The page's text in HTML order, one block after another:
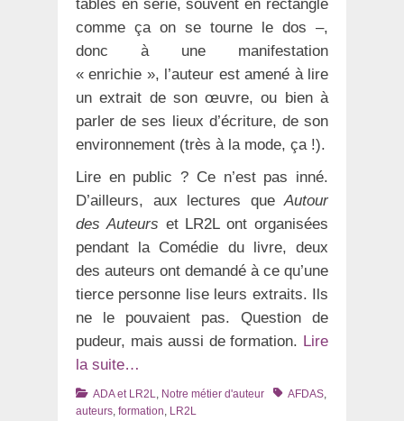
tables en série, souvent en rectangle
comme ça on se tourne le dos –,
donc à une manifestation
« enrichie », l’auteur est amené à lire
un extrait de son œuvre, ou bien à
parler de ses lieux d’écriture, de son
environnement (très à la mode, ça !).
Lire en public ? Ce n’est pas inné.
D’ailleurs, aux lectures queAutour
des Auteurs et LR2L ont organisées
pendant la Comédie du livre, deux
des auteurs ont demandé à ce qu’une
tierce personne lise leurs extraits. Ils
ne le pouvaient pas. Question de
pudeur, mais aussi de formation. Lire
la suite…
Catégories
ADA et LR2L, Notre métier d'auteur TagsAFDAS,
auteurs, formation, LR2L